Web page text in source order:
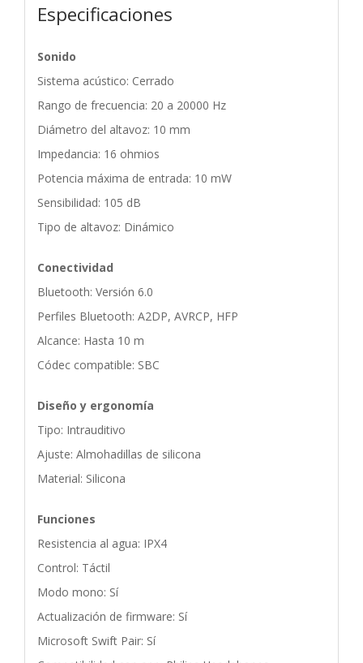
Especificaciones
Sonido
Sistema acústico: Cerrado
Rango de frecuencia: 20 a 20000 Hz
Diámetro del altavoz: 10 mm
Impedancia: 16 ohmios
Potencia máxima de entrada: 10 mW
Sensibilidad: 105 dB
Tipo de altavoz: Dinámico
Conectividad
Bluetooth: Versión 6.0
Perfiles Bluetooth: A2DP, AVRCP, HFP
Alcance: Hasta 10 m
Códec compatible: SBC
Diseño y ergonomía
Tipo: Intrauditivo
Ajuste: Almohadillas de silicona
Material: Silicona
Funciones
Resistencia al agua: IPX4
Control: Táctil
Modo mono: Sí
Actualización de firmware: Sí
Microsoft Swift Pair: Sí